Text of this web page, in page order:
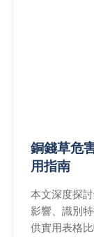
銅錢草危
用指南
本文深度探
影響、識別
供實用表格